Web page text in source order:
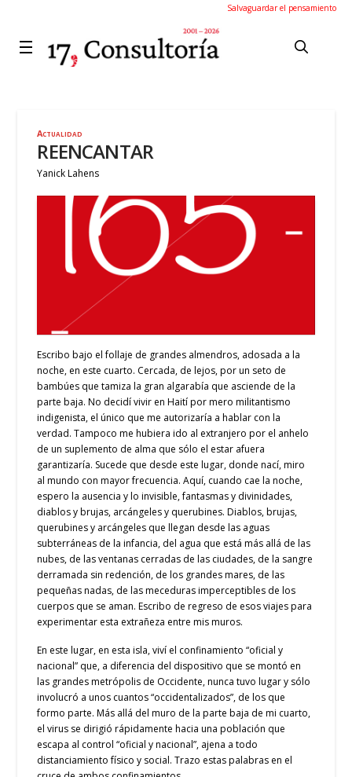
Salvaguardar el pensamiento
Actualidad
REENCANTAR
Yanick Lahens
Escribo bajo el follaje de grandes almendros, adosada a la
noche, en este cuarto. Cercada, de lejos, por un seto de
bambúes que tamiza la gran algarabía que asciende de la
parte baja. No decidí vivir en Haití por mero militantismo
indigenista, el único que me autorizaría a hablar con la
verdad. Tampoco me hubiera ido al extranjero por el anhelo
de un suplemento de alma que sólo el estar afuera
garantizaría. Sucede que desde este lugar, donde nací, miro
al mundo con mayor frecuencia. Aquí, cuando cae la noche,
espero la ausencia y lo invisible, fantasmas y divinidades,
diablos y brujas, arcángeles y querubines. Diablos, brujas,
querubines y arcángeles que llegan desde las aguas
subterráneas de la infancia, del agua que está más allá de las
nubes, de las ventanas cerradas de las ciudades, de la sangre
derramada sin redención, de los grandes mares, de las
pequeñas nadas, de las meceduras imperceptibles de los
cuerpos que se aman. Escribo de regreso de esos viajes para
experimentar esta extrañeza entre mis muros.
En este lugar, en esta isla, viví el confinamiento “oficial y
nacional” que, a diferencia del dispositivo que se montó en
las grandes metrópolis de Occidente, nunca tuvo lugar y sólo
involucró a unos cuantos “occidentalizados”, de los que
formo parte. Más allá del muro de la parte baja de mi cuarto,
el virus se dirigió rápidamente hacia una población que
escapa al control “oficial y nacional”, ajena a todo
distanciamiento físico y social. Trazo estas palabras en el